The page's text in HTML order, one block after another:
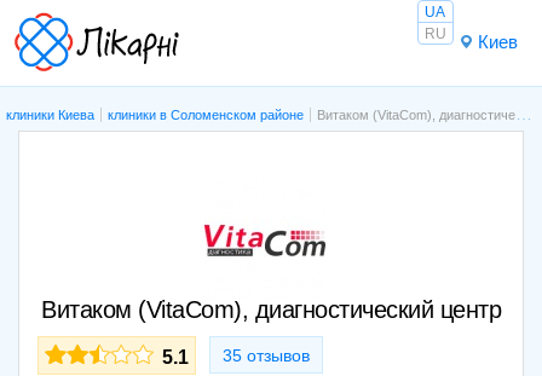
Киев
UA
RU
клиники Киева клиники в Соломенском районе Витаком (VitaCom), диагностический центр
Витаком (VitaCom), диагностический центр
5.1 35 отзывов